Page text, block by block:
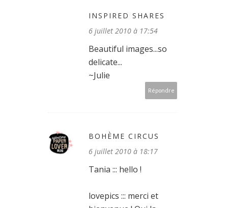
INSPIRED SHARES
6 juillet 2010 à 17:54
Beautiful images...so
delicate...
~Julie
Répondre
BOHÈME CIRCUS
6 juillet 2010 à 18:17
Tania ::: hello !
lovepics ::: merci et